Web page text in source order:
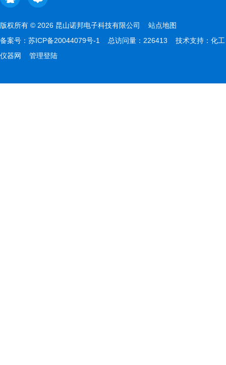
版权所有 © 2026 昆山诺邦电子科技有限公司 站点地图
备案号： 苏ICP备20044079号-1 总访问量：226413 技术支持： 化工
仪器网
管理登陆